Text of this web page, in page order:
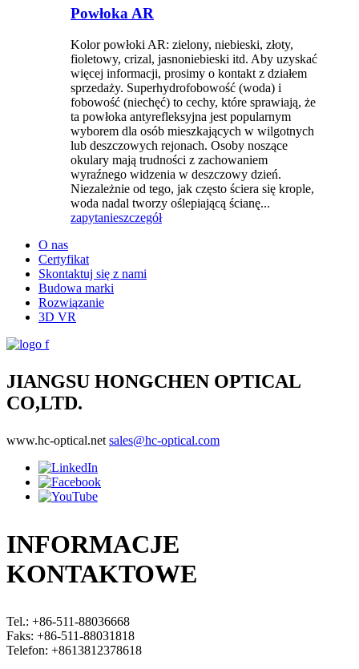
Powłoka AR
Kolor powłoki AR: zielony, niebieski, złoty,
fioletowy, crizal, jasnoniebieski itd. Aby uzyskać
więcej informacji, prosimy o kontakt z działem
sprzedaży. Superhydrofobowość (woda) i
fobowość (niechęć) to cechy, które sprawiają, że
ta powłoka antyrefleksyjna jest popularnym
wyborem dla osób mieszkających w wilgotnych
lub deszczowych rejonach. Osoby noszące
okulary mają trudności z zachowaniem
wyraźnego widzenia w deszczowy dzień.
Niezależnie od tego, jak często ściera się krople,
woda nadal tworzy oślepiającą ścianę...
zapytanieszczegół
O nas
Certyfikat
Skontaktuj się z nami
Budowa marki
Rozwiązanie
3D VR
JIANGSU HONGCHEN OPTICAL
CO,LTD.
www.hc-optical.net sales@hc-optical.com
INFORMACJE
KONTAKTOWE
Tel.: +86-511-88036668
Faks: +86-511-88031818
Telefon: +8613812378618